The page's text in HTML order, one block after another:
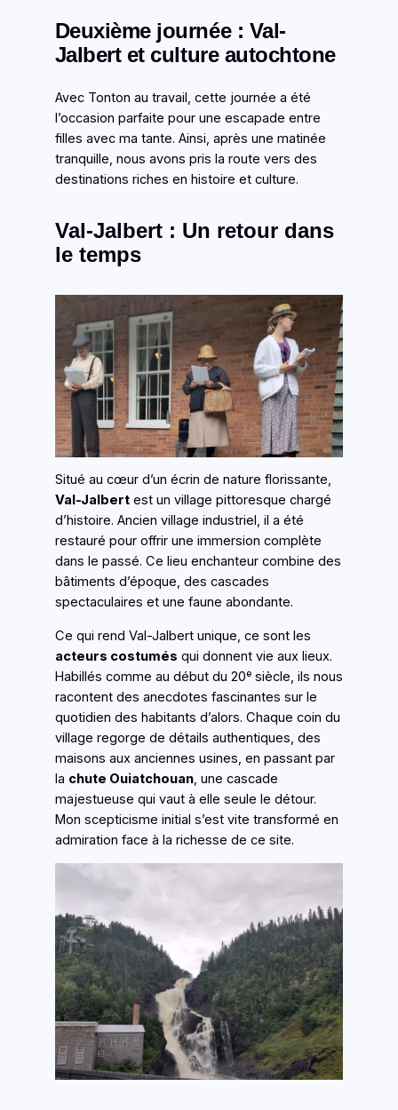
Deuxième journée : Val-
Jalbert et culture autochtone
Avec Tonton au travail, cette journée a été
l’occasion parfaite pour une escapade entre
filles avec ma tante. Ainsi, après une matinée
tranquille, nous avons pris la route vers des
destinations riches en histoire et culture.
Val-Jalbert : Un retour dans
le temps
Situé au cœur d’un écrin de nature florissante,
Val-Jalbertest un village pittoresque chargé
d’histoire. Ancien village industriel, il a été
restauré pour offrir une immersion complète
dans le passé. Ce lieu enchanteur combine des
bâtiments d’époque, des cascades
spectaculaires et une faune abondante.
Ce qui rend Val-Jalbert unique, ce sont les
acteurs costumés qui donnent vie aux lieux.
Habillés comme au début du 20ᵉ siècle, ils nous
racontent des anecdotes fascinantes sur le
quotidien des habitants d’alors. Chaque coin du
village regorge de détails authentiques, des
maisons aux anciennes usines, en passant par
la chute Ouiatchouan, une cascade
majestueuse qui vaut à elle seule le détour.
Mon scepticisme initial s’est vite transformé en
admiration face à la richesse de ce site.